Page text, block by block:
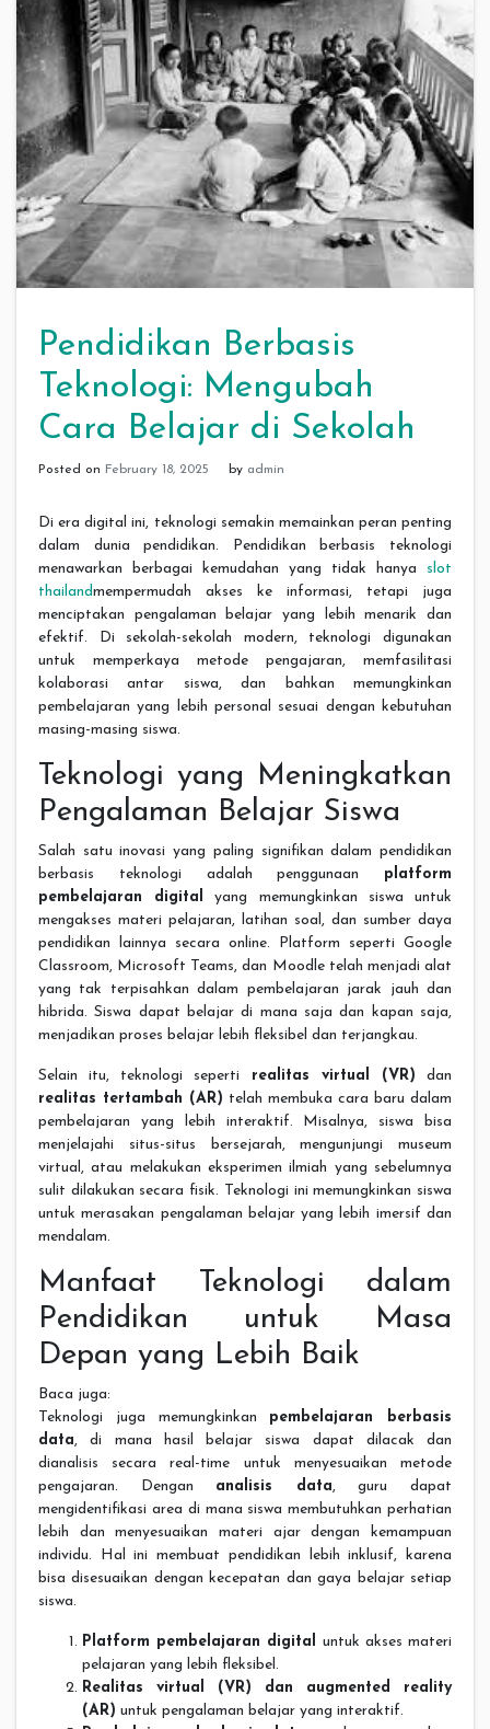
Pendidikan Berbasis
Teknologi: Mengubah
Cara Belajar di Sekolah
Posted on February 18, 2025 by admin
Di era digital ini, teknologi semakin memainkan peran penting
dalam dunia pendidikan. Pendidikan berbasis teknologi
menawarkan berbagai kemudahan yang tidak hanya slot
thailandmempermudah akses ke informasi, tetapi juga
menciptakan pengalaman belajar yang lebih menarik dan
efektif. Di sekolah-sekolah modern, teknologi digunakan
untuk memperkaya metode pengajaran, memfasilitasi
kolaborasi antar siswa, dan bahkan memungkinkan
pembelajaran yang lebih personal sesuai dengan kebutuhan
masing-masing siswa.
Teknologi yang Meningkatkan
Pengalaman Belajar Siswa
Salah satu inovasi yang paling signifikan dalam pendidikan
berbasis teknologi adalah penggunaan platform
pembelajaran digital yang memungkinkan siswa untuk
mengakses materi pelajaran, latihan soal, dan sumber daya
pendidikan lainnya secara online. Platform seperti Google
Classroom, Microsoft Teams, dan Moodle telah menjadi alat
yang tak terpisahkan dalam pembelajaran jarak jauh dan
hibrida. Siswa dapat belajar di mana saja dan kapan saja,
menjadikan proses belajar lebih fleksibel dan terjangkau.
Selain itu, teknologi seperti realitas virtual (VR) dan
realitas tertambah (AR) telah membuka cara baru dalam
pembelajaran yang lebih interaktif. Misalnya, siswa bisa
menjelajahi situs-situs bersejarah, mengunjungi museum
virtual, atau melakukan eksperimen ilmiah yang sebelumnya
sulit dilakukan secara fisik. Teknologi ini memungkinkan siswa
untuk merasakan pengalaman belajar yang lebih imersif dan
mendalam.
Manfaat Teknologi dalam
Pendidikan untuk Masa
Depan yang Lebih Baik
Baca juga:
Teknologi juga memungkinkan pembelajaran berbasis
data, di mana hasil belajar siswa dapat dilacak dan
dianalisis secara real-time untuk menyesuaikan metode
pengajaran. Dengan analisis data, guru dapat
mengidentifikasi area di mana siswa membutuhkan perhatian
lebih dan menyesuaikan materi ajar dengan kemampuan
individu. Hal ini membuat pendidikan lebih inklusif, karena
bisa disesuaikan dengan kecepatan dan gaya belajar setiap
siswa.
Platform pembelajaran digital untuk akses materi
pelajaran yang lebih fleksibel.
Realitas virtual (VR) dan augmented reality
(AR) untuk pengalaman belajar yang interaktif.